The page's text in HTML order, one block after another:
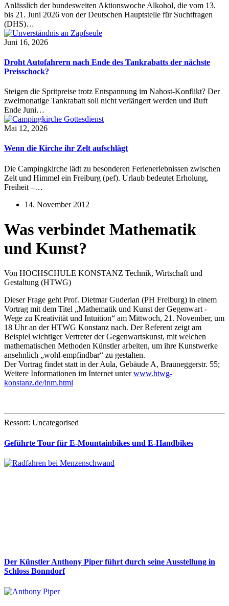
Anlässlich der bundesweiten Aktionswoche Alkohol, die vom 13.
bis 21. Juni 2026 von der Deutschen Hauptstelle für Suchtfragen
(DHS)…
Juni 16, 2026
Droht Autofahrern nach Ende des Tankrabatts der nächste
Preisschock?
Steigen die Spritpreise trotz Entspannung im Nahost-Konflikt? Der
zweimonatige Tankrabatt soll nicht verlängert werden und läuft
Ende Juni…
Mai 12, 2026
Wenn die Kirche ihr Zelt aufschlägt
Die Campingkirche lädt zu besonderen Ferienerlebnissen zwischen
Zelt und Himmel ein Freiburg (pef). Urlaub bedeutet Erholung,
Freiheit –…
14. November 2012
Was verbindet Mathematik
und Kunst?
Von HOCHSCHULE KONSTANZ Technik, Wirtschaft und
Gestaltung (HTWG)
Dieser Frage geht Prof. Dietmar Guderian (PH Freiburg) in einem
Vortrag mit dem Titel „Mathematik und Kunst der Gegenwart -
Wege zu Kreativität und Intuition“ am Mittwoch, 21. November, um
18 Uhr an der HTWG Konstanz nach. Der Referent zeigt am
Beispiel wichtiger Vertreter der Gegenwartskunst, mit welchen
mathematischen Methoden Künstler arbeiten, um ihre Kunstwerke
ansehnlich „wohl-empfindbar“ zu gestalten.
Der Vortrag findet statt in der Aula, Gebäude A, Brauneggerstr. 55;
Weitere Informationen im Internet unterwww.htwg-
konstanz.de/inm.html
Ressort: Uncategorised
Geführte Tour für E-Mountainbikes und E-Handbikes
Der Künstler Anthony Piper führt durch seine Ausstellung in
Schloss Bonndorf